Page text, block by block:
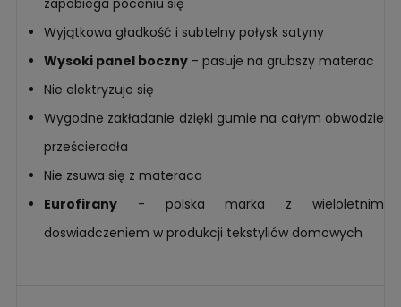
Wyjątkowa gładkość i subtelny połysk satyny
Wysoki panel boczny - pasuje na grubszy materac
Nie elektryzuje się
Wygodne zakładanie dzięki gumie na całym obwodzie
prześcieradła
Nie zsuwa się z materaca
Eurofirany - polska marka z wieloletnim
doswiadczeniem w produkcji tekstyliów domowych